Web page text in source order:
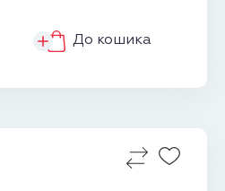
До кошика